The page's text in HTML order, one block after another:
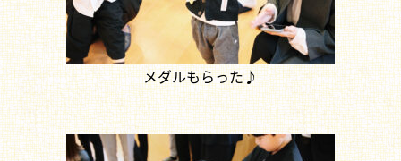
メダルもらった♪